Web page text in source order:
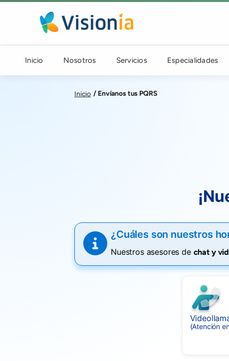
Inicio Nosotros Servicios Especialidades
Inicio Envíanos tus PQRS
¿Cuáles son nuestros
Nuestros asesores de chat y
(Atención